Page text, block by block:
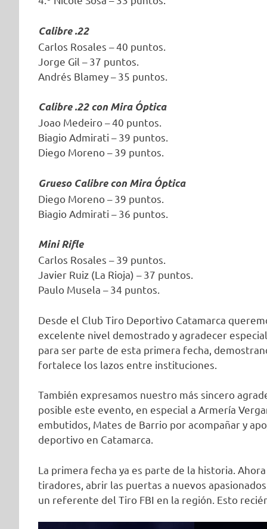
Calibre .22
Carlos Rosales – 40 puntos.
Jorge Gil – 37 puntos.
Andrés Blamey – 35 puntos.
Calibre .22 con Mira Óptica
Joao Medeiro – 40 puntos.
Biagio Admirati – 39 puntos.
Diego Moreno – 39 puntos.
Grueso Calibre con Mira Óptica
Diego Moreno – 39 puntos.
Biagio Admirati – 36 puntos.
Mini Rifle
Carlos Rosales – 39 puntos.
Javier Ruiz (La Rioja) – 37 puntos.
Paulo Musela – 34 puntos.
Desde el Club Tiro Deportivo Catamarca
excelente nivel demostrado y agradecer
para ser parte de esta primera fecha,
fortalece los lazos entre instituciones.
También expresamos nuestro más sincero
posible este evento, en especial a Armería
embutidos, Mates de Barrio por acompañar y
deportivo en Catamarca.
La primera fecha ya es parte de la historia.
tiradores, abrir las puertas a nuevos
un referente del Tiro FBI en la región. Esto